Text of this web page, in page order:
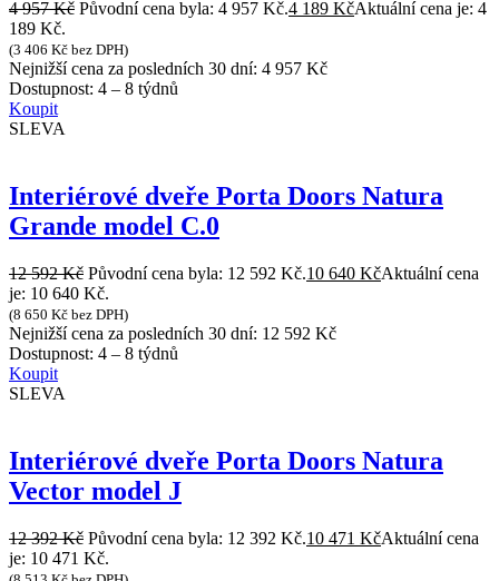
4 957Kč Původní cena byla: 4 957 Kč.4 189 KčAktuální cena je: 4
189 Kč.
(3 406 Kč bez DPH)
Nejnižší cena za posledních 30 dní: 4 957 Kč
Dostupnost: 4 – 8 týdnů
Koupit
SLEVA
Interiérové dveře Porta Doors Natura
Grande model C.0
12 592Kč Původní cena byla: 12 592 Kč.10 640 KčAktuální cena
je: 10 640 Kč.
(8 650 Kč bez DPH)
Nejnižší cena za posledních 30 dní: 12 592 Kč
Dostupnost: 4 – 8 týdnů
Koupit
SLEVA
Interiérové dveře Porta Doors Natura
Vector model J
12 392Kč Původní cena byla: 12 392 Kč.10 471 KčAktuální cena
je: 10 471 Kč.